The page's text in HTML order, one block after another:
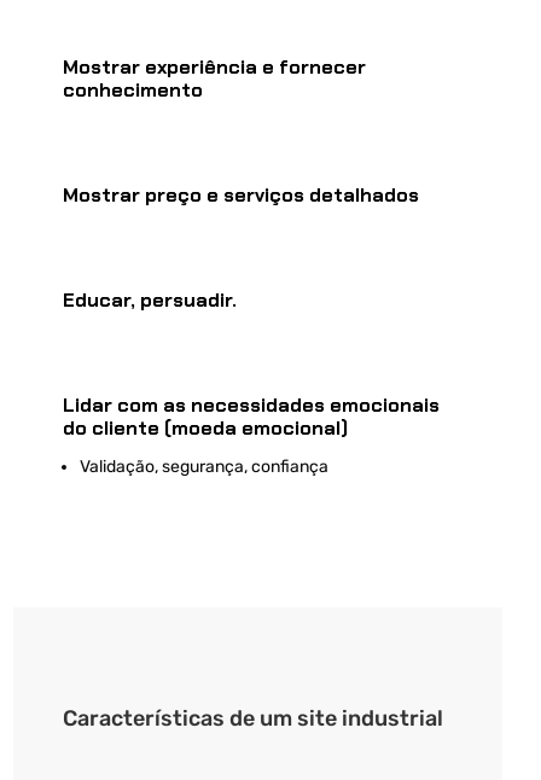
Mostrar experiência e fornecer
conhecimento
Mostrar preço e serviços detalhados
Educar, persuadir.
Lidar com as necessidades emocionais
do cliente (moeda emocional)
Validação, segurança, confiança
Características de um site industrial